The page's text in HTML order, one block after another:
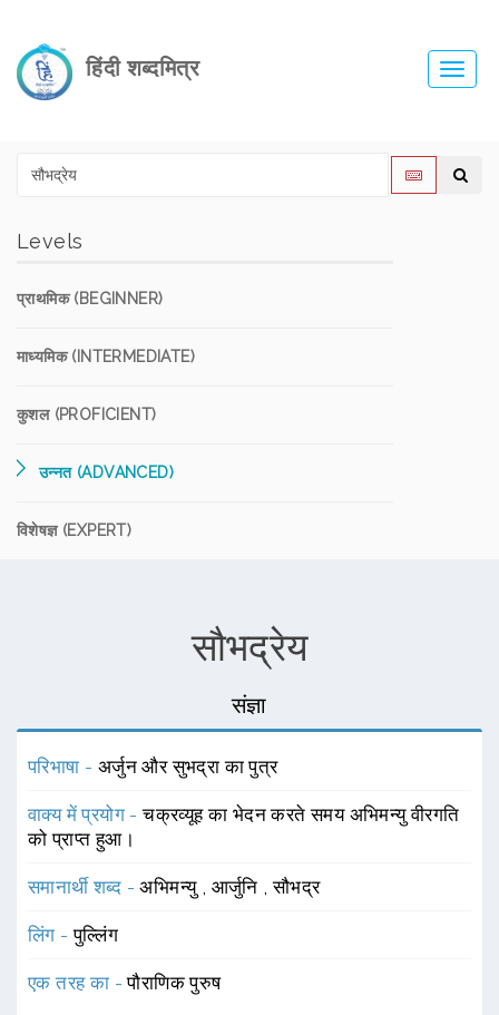
हिंदी शब्दमित्र
Levels
प्राथमिक (BEGINNER)
माध्यमिक (INTERMEDIATE)
कुशल (PROFICIENT)
उन्नत (ADVANCED)
विशेषज्ञ (EXPERT)
सौभद्रेय
संज्ञा
परिभाषा - अर्जुन और सुभद्रा का पुत्र
वाक्य में प्रयोग -चक्रव्यूह का भेदन करते समय अभिमन्यु वीरगति
को प्राप्त हुआ।
समानार्थी शब्द -अभिमन्यु , आर्जुनि ,सौभद्र
लिंग -पुल्लिंग
एक तरह का -पौराणिक पुरुष